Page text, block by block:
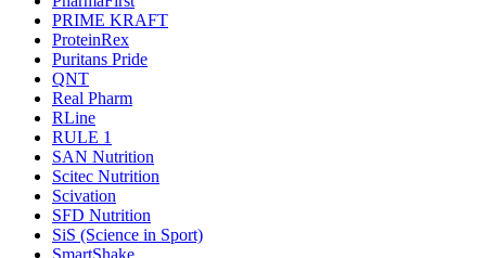
PRIME KRAFT
ProteinRex
Puritans Pride
QNT
Real Pharm
RLine
RULE 1
SAN Nutrition
Scitec Nutrition
Scivation
SFD Nutrition
SiS (Science in Sport)
SmartShake